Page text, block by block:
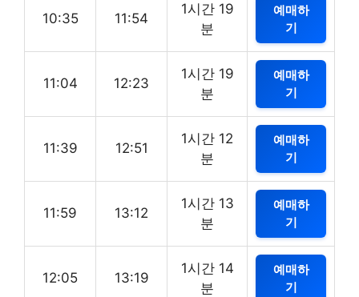
10:35 11:54
1시간 19
분
예매하
기
11:04 12:23
1시간 19
분
예매하
기
11:39 12:51
1시간 12
분
예매하
기
11:59 13:12
1시간 13
분
예매하
기
12:05 13:19
1시간 14
분
예매하
기